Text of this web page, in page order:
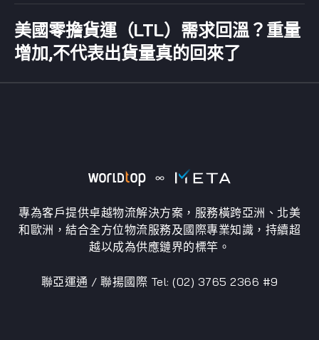
美國零擔貨運（LTL）需求回溫？重量
增加,不代表出貨量真的回來了
專為客戶提供卓越物流解決方案，服務橫跨亞洲、北美
和歐洲，結合全方位物流服務及國際專業知識，持續超
越以成為供應鏈界的標竿。
聯亞運通 / 聯揚國際 Tel: (02) 3765 2366 #9